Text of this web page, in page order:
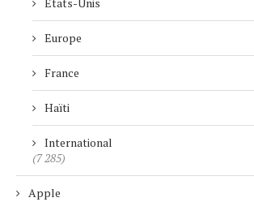
Europe
France
Haïti
International
(7 285)
Apple